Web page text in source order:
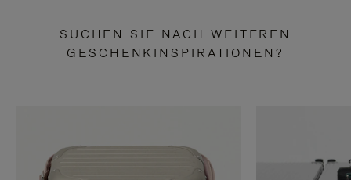
SUCHEN SIE NACH WEITEREN
GESCHENKINSPIRATIONEN?